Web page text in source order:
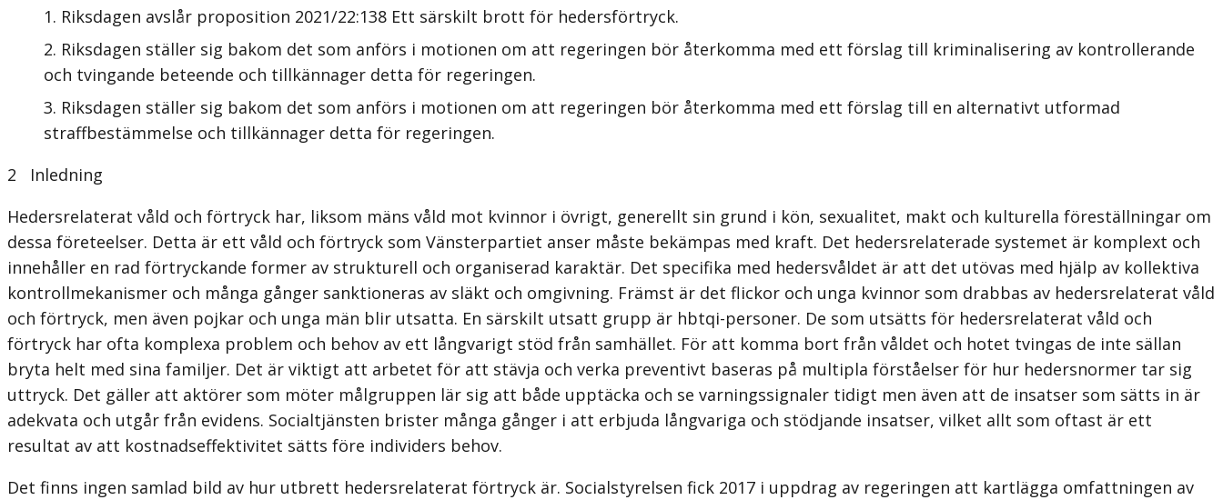
Riksdagen avslår proposition 2021/22:138 Ett särskilt brott för hedersförtryck.
Riksdagen ställer sig bakom det som anförs i motionen om att regeringen bör återkomma med ett förslag till kriminalisering av kontrollerande
och tvingande beteende och tillkännager detta för regeringen.
Riksdagen ställer sig bakom det som anförs i motionen om att regeringen bör återkomma med ett förslag till en alternativt utformad
straffbestämmelse och tillkännager detta för regeringen.
2 Inledning
Hedersrelaterat våld och förtryck har, liksom mäns våld mot kvinnor i övrigt, generellt sin grund i kön, sexualitet, makt och kulturella föreställningar om
dessa företeelser. Detta är ett våld och förtryck som Vänsterpartiet anser måste bekämpas med kraft. Det hedersrelaterade systemet är komplext och
innehåller en rad förtryckande former av strukturell och organiserad karaktär. Det specifika med hedersvåldet är att det utövas med hjälp av kollektiva
kontrollmekanismer och många gånger sanktioneras av släkt och omgivning. Främst är det flickor och unga kvinnor som drabbas av hedersrelaterat våld
och förtryck, men även pojkar och unga män blir utsatta. En särskilt utsatt grupp är hbtqi-personer. De som utsätts för hedersrelaterat våld och
förtryck har ofta komplexa problem och behov av ett långvarigt stöd från samhället. För att komma bort från våldet och hotet tvingas de inte sällan
bryta helt med sina familjer. Det är viktigt att arbetet för att stävja och verka preventivt baseras på multipla förståelser för hur hedersnormer tar sig
uttryck. Det gäller att aktörer som möter målgruppen lär sig att både upptäcka och se varningssignaler tidigt men även att de insatser som sätts in är
adekvata och utgår från evidens. Socialtjänsten brister många gånger i att erbjuda långvariga och stödjande in­satser, vilket allt som oftast är ett
resultat av att kostnadseffektivitet sätts före individers behov.
Det finns ingen samlad bild av hur utbrett hedersrelaterat förtryck är. Socialstyrelsen fick 2017 i uppdrag av regeringen att kartlägga omfattningen av